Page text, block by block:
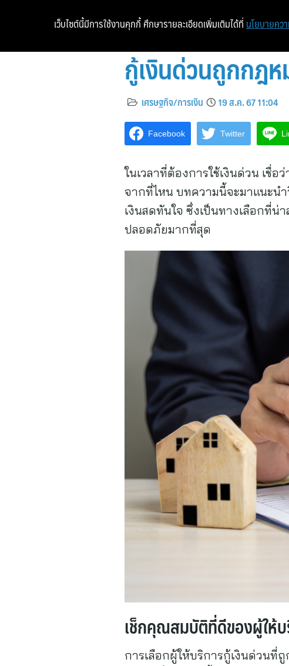
กู้เงินด่วนถูกกฎ
เศรษฐกิจ/การเงิน 19 ส.ค. 67 11:04
Facebook Twitter
ในเวลาที่ต้องการใช้เงินด่วน เชื่
จากที่ไหน บทความนี้จะมาแนะนำ
เงินสดทันใจ ซึ่งเป็นทางเลือกที่
ปลอดภัยมากที่สุด
เช็กคุณสมบัติที่ดีของผู้ให้
การเลือกผู้ให้บริการกู้เงินด่วนที่
เว็บไซต์นี้มีการใช้งานคุกกี้ ศึกษารายละเอียดเพิ่มเติมได้ที่ นโยบายคว